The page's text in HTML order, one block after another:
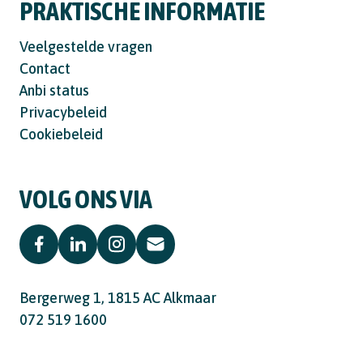
PRAKTISCHE INFORMATIE
Veelgestelde vragen
Contact
Anbi status
Privacybeleid
Cookiebeleid
VOLG ONS VIA
Bergerweg 1, 1815 AC Alkmaar
072 519 1600